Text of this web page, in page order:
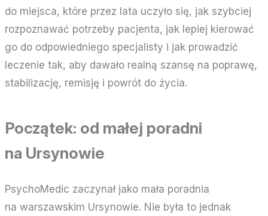
do miejsca, które przez lata uczyło się, jak szybciej
rozpoznawać potrzeby pacjenta, jak lepiej kierować
go do odpowiedniego specjalisty i jak prowadzić
leczenie tak, aby dawało realną szansę na poprawę,
stabilizację, remisję i powrót do życia.
Początek: od małej poradni
na Ursynowie
PsychoMedic zaczynał jako mała poradnia
na warszawskim Ursynowie. Nie była to jednak